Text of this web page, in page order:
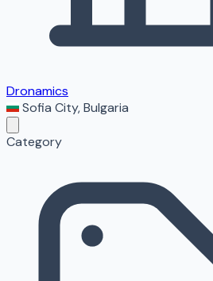
Dronamics
Sofia City,Bulgaria
Category